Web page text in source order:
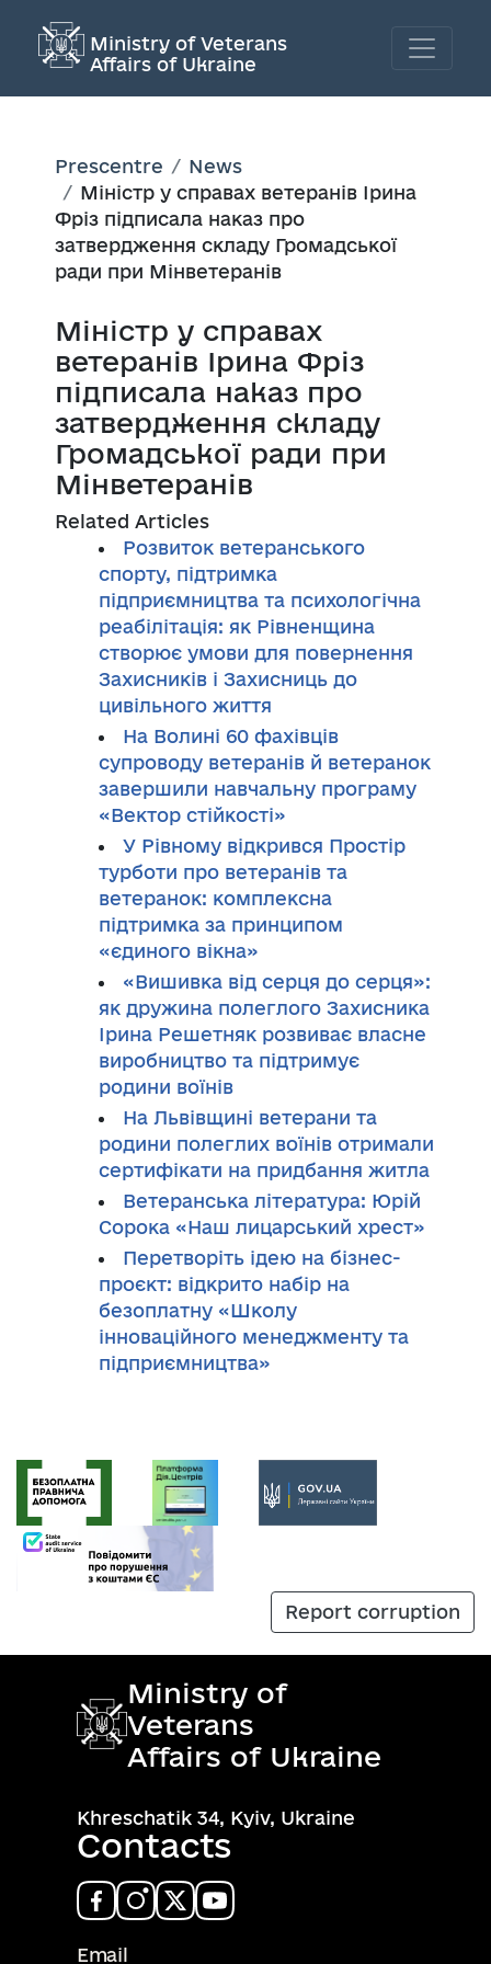
Ministry of Veterans
Affairs of Ukraine
Prescentre
News
Міністр у справах ветеранів Ірина
Фріз підписала наказ про
затвердження складу Громадської
ради при Мінветеранів
Міністр у справах
ветеранів Ірина Фріз
підписала наказ про
затвердження складу
Громадської ради при
Мінветеранів
Related Articles
Розвиток ветеранського
спорту, підтримка
підприємництва та психологічна
реабілітація: як Рівненщина
створює умови для повернення
Захисників і Захисниць до
цивільного життя
На Волині 60 фахівців
супроводу ветеранів й ветеранок
завершили навчальну програму
«Вектор стійкості»
У Рівному відкрився Простір
турботи про ветеранів та
ветеранок: комплексна
підтримка за принципом
«єдиного вікна»
«Вишивка від серця до серця»:
як дружина полеглого Захисника
Ірина Решетняк розвиває власне
виробництво та підтримує
родини воїнів
На Львівщині ветерани та
родини полеглих воїнів отримали
сертифікати на придбання житла
Ветеранська література: Юрій
Сорока «Наш лицарський хрест»
Перетворіть ідею на бізнес-
проєкт: відкрито набір на
безоплатну «Школу
інноваційного менеджменту та
підприємництва»
Report corruption
Ministry of
Veterans
Affairs of Ukraine
Khreschatik 34, Kyiv, Ukraine
Contacts
Email